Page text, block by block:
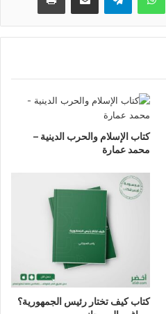
كتاب الإسلام والحرب الدينية –
محمد عمارة
كتاب كيف تختار رئيس الجمهورية؟